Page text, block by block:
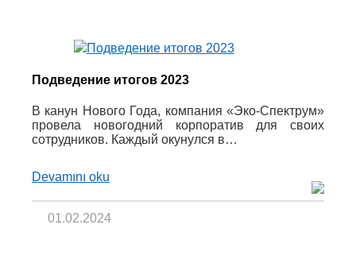
Подведение итогов 2023
В канун Нового Года, компания «Эко-Спектрум»
провела новогодний корпоратив для своих
сотрудников. Каждый окунулся в…
Devamını oku
01.02.2024